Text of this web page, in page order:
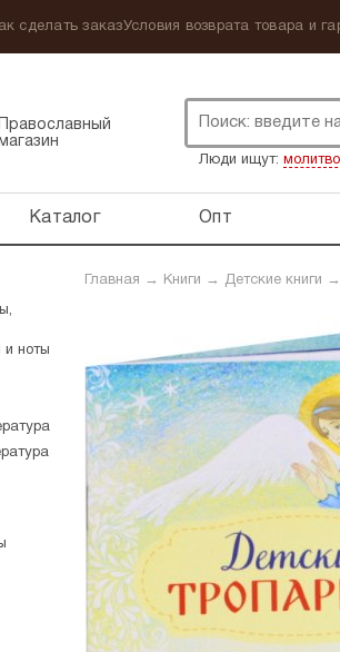
сделать заказУсловия возврата товара и
Православный
Люди ищут:
Каталог Опт
Главная → Книги → Детские книги →
и ноты